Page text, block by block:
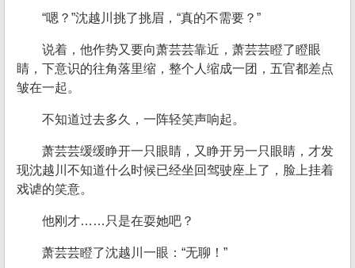
“嗯？”沈越川挑了挑眉，“真的不需要？”
说着，他作势又要向萧芸芸靠近，萧芸芸瞪了瞪眼
睛，下意识的往角落里缩，整个人缩成一团，五官都差点
皱在一起。
不知道过去多久，一阵轻笑声响起。
萧芸芸缓缓睁开一只眼睛，又睁开另一只眼睛，才发
现沈越川不知道什么时候已经坐回驾驶座上了，脸上挂着
戏谑的笑意。
他刚才……只是在耍她吧？
萧芸芸瞪了沈越川一眼：“无聊！”